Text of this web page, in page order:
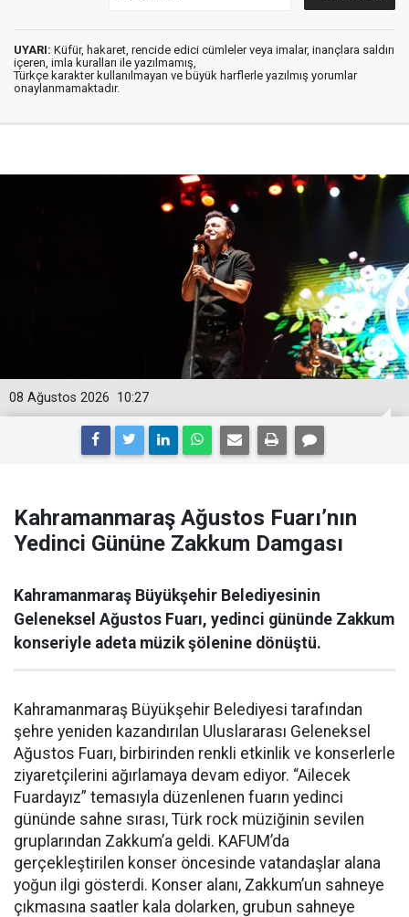
UYARI: Küfür, hakaret, rencide edici cümleler veya imalar, inançlara saldırı
içeren, imla kuralları ile yazılmamış,
Türkçe karakter kullanılmayan ve büyük harflerle yazılmış yorumlar
onaylanmamaktadır.
10:27
08 Ağustos 2026
Kahramanmaraş Ağustos Fuarı’nın
Yedinci Gününe Zakkum Damgası
Kahramanmaraş Büyükşehir Belediyesinin
Geleneksel Ağustos Fuarı, yedinci gününde Zakkum
konseriyle adeta müzik şölenine dönüştü.
Kahramanmaraş Büyükşehir Belediyesi tarafından
şehre yeniden kazandırılan Uluslararası Geleneksel
Ağustos Fuarı, birbirinden renkli etkinlik ve konserlerle
ziyaretçilerini ağırlamaya devam ediyor. “Ailecek
Fuardayız” temasıyla düzenlenen fuarın yedinci
gününde sahne sırası, Türk rock müziğinin sevilen
gruplarından Zakkum’a geldi. KAFUM’da
gerçekleştirilen konser öncesinde vatandaşlar alana
yoğun ilgi gösterdi. Konser alanı, Zakkum’un sahneye
çıkmasına saatler kala dolarken, grubun sahneye